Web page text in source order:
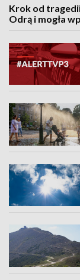
Krok od
Odrą i mogła